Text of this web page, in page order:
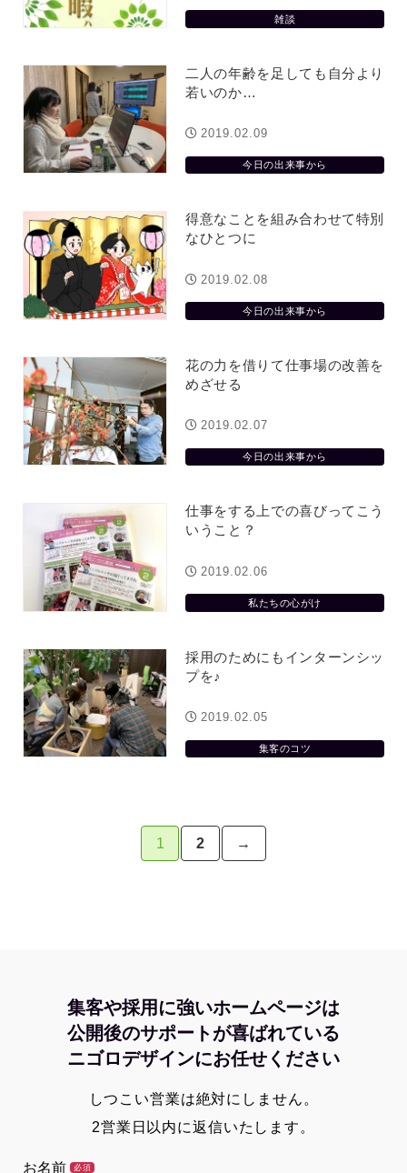
雑談
二人の年齢を足しても自分より
若いのか…
今日の出来事から
2019.02.09
得意なことを組み合わせて特別
なひとつに
今日の出来事から
2019.02.08
花の力を借りて仕事場の改善を
めざせる
今日の出来事から
2019.02.07
仕事をする上での喜びってこう
いうこと？
私たちの心がけ
2019.02.06
採用のためにもインターンシッ
プを♪
集客のコツ
2019.02.05
1 2 →
集客や採用に強いホームページは
公開後のサポートが喜ばれている
ニゴロデザインにお任せください
しつこい営業は絶対にしません。
2営業日以内に返信いたします。
お名前 必須